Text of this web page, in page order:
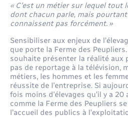
« C’est un métier sur lequel tout
dont chacun parle, mais
connaissent pas forcément. »
Sensibiliser aux enjeux de
que porte la Ferme des
souhaite présenter la réalité aux
pas de reportage à la télévision,
métiers, les hommes et les
réussite de l’entreprise. Si
fois moins d’élevages qu’il y a
comme la Ferme des Peupliers
l’accueil des publics à